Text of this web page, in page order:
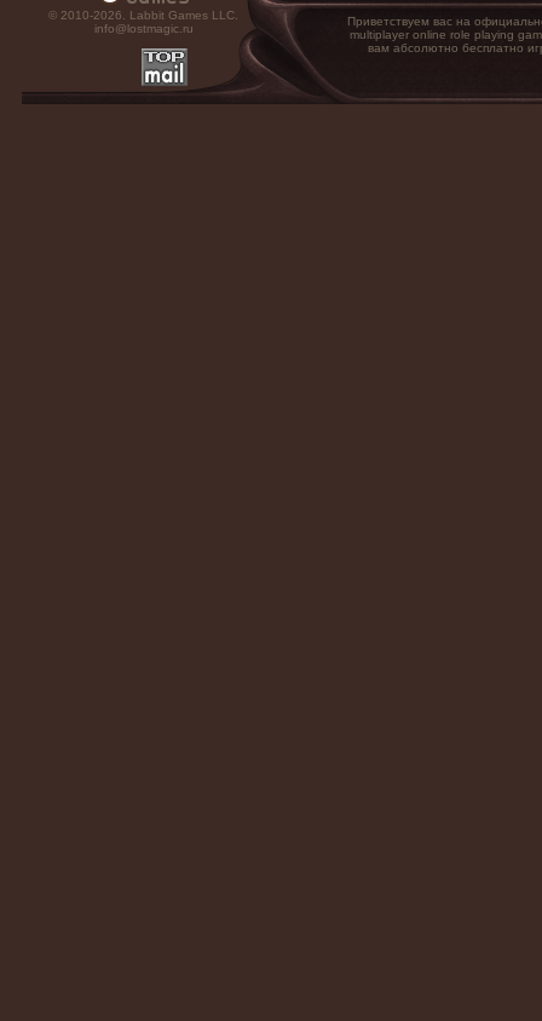
© 2010-2026. Labbit Games LLC.
info@lostmagic.ru
Приветствуем вас на
multiplayer online role playing
вам абсолютно бесплатно